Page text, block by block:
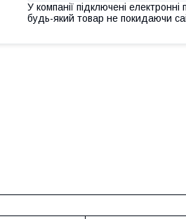
У компанії підключені
будь-який товар не покидаючи